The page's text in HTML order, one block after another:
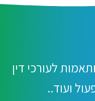
לעורכי דין
ועוד..